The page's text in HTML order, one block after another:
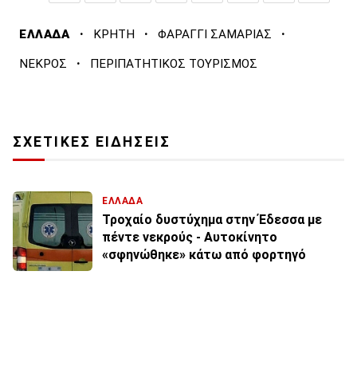
ΕΛΛΑΔΑ · ΚΡΗΤΗ · ΦΑΡΑΓΓΙ ΣΑΜΑΡΙΑΣ ·
ΝΕΚΡΟΣ · ΠΕΡΙΠΑΤΗΤΙΚΟΣ ΤΟΥΡΙΣΜΟΣ
ΣΧΕΤΙΚΕΣ ΕΙΔΗΣΕΙΣ
ΕΛΛΑΔΑ
Τροχαίο δυστύχημα στην Έδεσσα με
πέντε νεκρούς - Αυτοκίνητο
«σφηνώθηκε» κάτω από φορτηγό